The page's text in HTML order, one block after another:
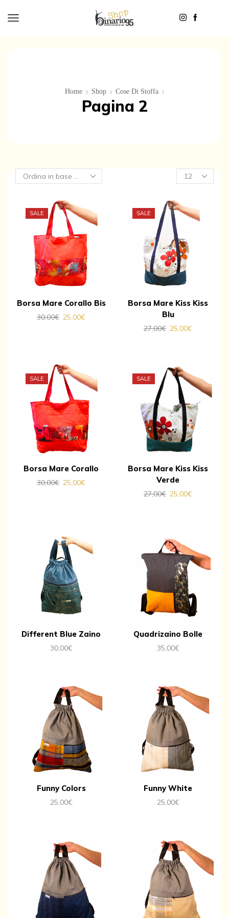
Home Shop Cose Di Stoffa
Pagina 2
Products
per
SALE
Borsa Mare Corallo Bis
30,00€ 25,00€
SALE
Borsa Mare Kiss Kiss
Blu
27,00€ 25,00€
SALE
Borsa Mare Corallo
30,00€ 25,00€
SALE
Borsa Mare Kiss Kiss
Verde
27,00€ 25,00€
Different Blue Zaino
30,00€
Quadrizaino Bolle
35,00€
Funny Colors
25,00€
Funny White
25,00€